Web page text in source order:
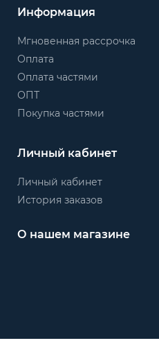
Информация
Мгновенная рассрочка
Оплата
Оплата частями
ОПТ
Покупка частями
Личный кабинет
Личный кабинет
История заказов
О нашем магазине